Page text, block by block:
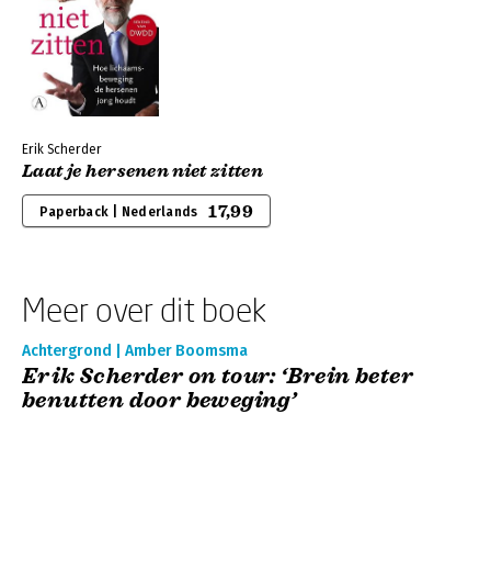
Erik Scherder
Laat je hersenen niet zitten
Paperback | Nederlands 17,99
Meer over dit boek
Achtergrond | Amber Boomsma
Erik Scherder on tour: ‘Brein beter
benutten door beweging’